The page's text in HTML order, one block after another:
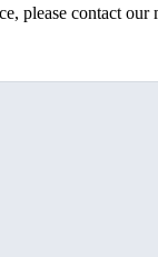
please contact our